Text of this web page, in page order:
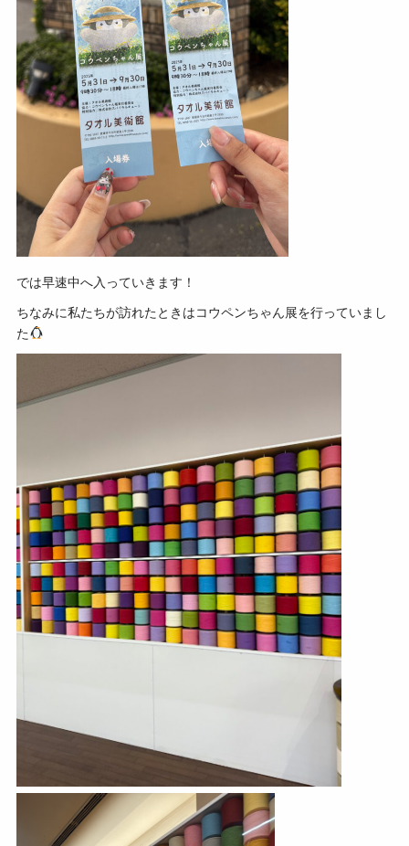
では早速中へ入っていきます！
ちなみに私たちが訪れたときはコウペンちゃん展を行っていまし
た